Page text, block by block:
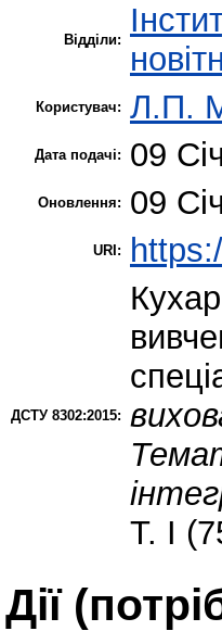
Відділи:
Користувач: Л.П.
Дата подачі: 09
Оновлення: 09
URI:
ДСТУ 8302:2015:
Т. І
Дії